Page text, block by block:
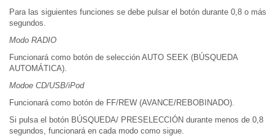
Para las siguientes funciones se debe pulsar el botón durante 0,8 o más
segundos.
Modo RADIO
Funcionará como botón de selección AUTO SEEK (BÚSQUEDA
AUTOMÁTICA).
Modoe CD/USB/iPod
Funcionará como botón de FF/REW (AVANCE/REBOBINADO).
Si pulsa el botón BÚSQUEDA/ PRESELECCIÓN durante menos de 0,8
segundos, funcionará en cada modo como sigue.